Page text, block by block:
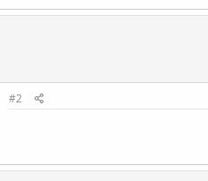
#2